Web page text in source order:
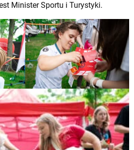
Minister Sportu i Turystyki.